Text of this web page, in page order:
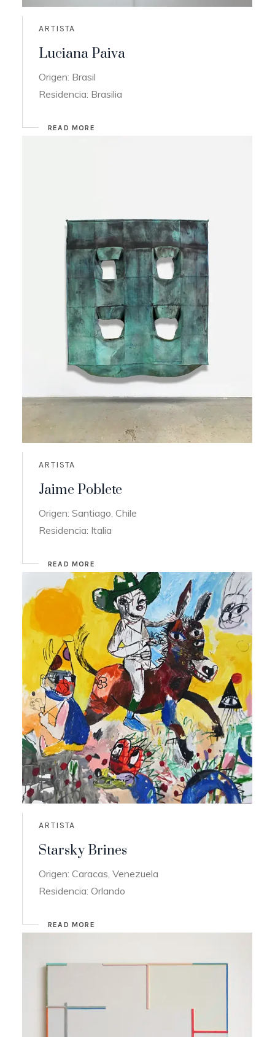
ARTISTA
Luciana Paiva
Origen: Brasil
Residencia: Brasilia
READ MORE
ARTISTA
Jaime Poblete
Origen: Santiago, Chile
Residencia: Italia
READ MORE
ARTISTA
Starsky Brines
Origen: Caracas, Venezuela
Residencia: Orlando
READ MORE